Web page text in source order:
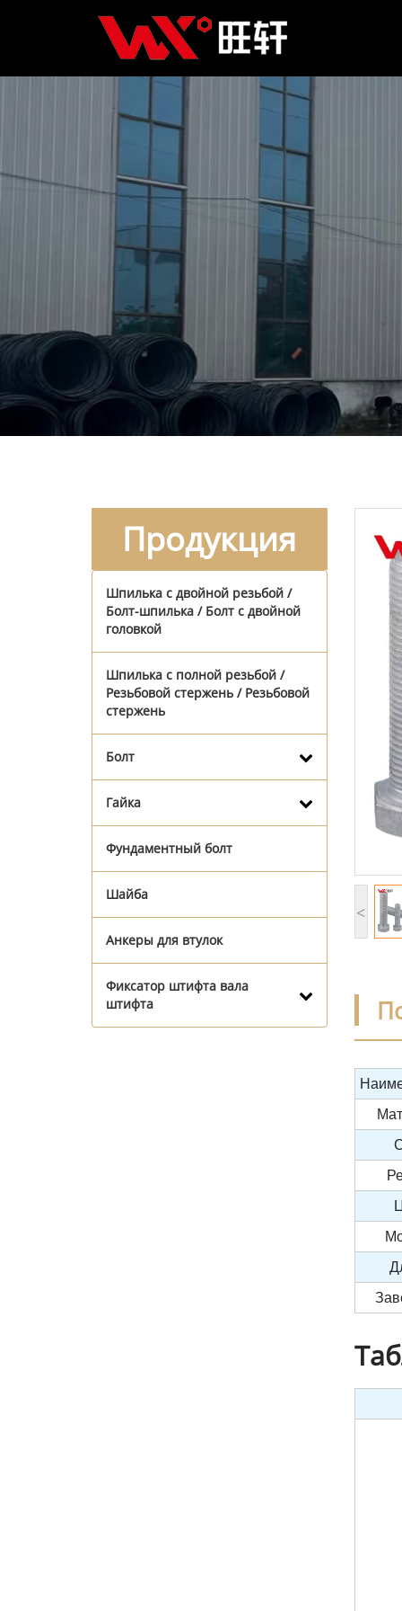
Продукция
Шпилька с двойной резьбой /
Болт-шпилька / Болт с двойной
головкой
Шпилька с полной резьбой /
Резьбовой стержень / Резьбовой
стержень
Болт
Гайка
Фундаментный болт
Шайба
Анкеры для втулок
Фиксатор штифта вала
штифта
<